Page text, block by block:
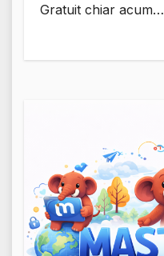
Gratuit chiar acum…